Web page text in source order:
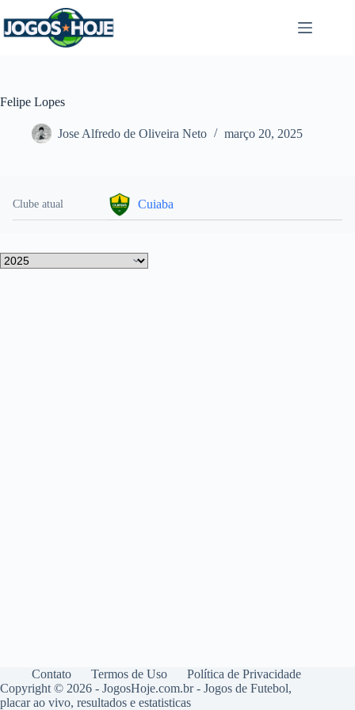
para
o
Felipe Lopes
Jose Alfredo de Oliveira Neto março 20, 2025
Clube atual Cuiaba
Contato Termos de Uso
Política de Privacidade
Copyright © 2026 - JogosHoje.com.br - Jogos de Futebol,
placar ao vivo, resultados e estatisticas